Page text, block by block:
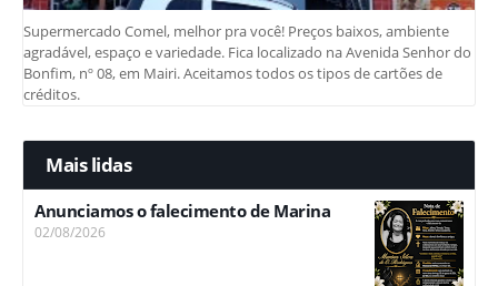
Supermercado Comel, melhor pra você! Preços baixos, ambiente
agradável, espaço e variedade. Fica localizado na Avenida Senhor do
Bonfim, nº 08, em Mairi. Aceitamos todos os tipos de cartões de
créditos.
Mais lidas
Anunciamos o falecimento de Marina
02/08/2026